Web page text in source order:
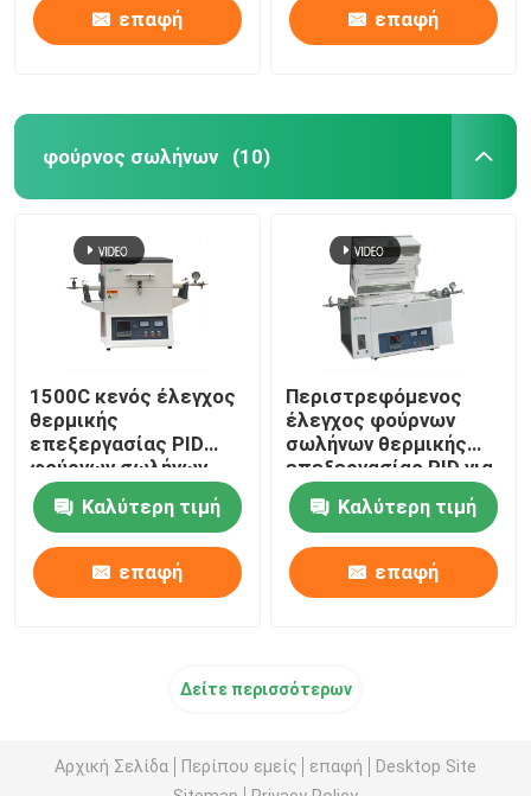
επαφή επαφή
φούρνος σωλήνων (10)
1500C κενός έλεγχος
θερμικής
επεξεργασίας PID
φούρνων σωλήνων
Καλύτερη τιμή
επαφή
Περιστρεφόμενος
έλεγχος φούρνων
σωλήνων θερμικής
επεξεργασίας PID για
εργαστηριακές
Calcination και την
ξήρανση
Καλύτερη τιμή
επαφή
Δείτε περισσότερων
Αρχική Σελίδα Περίπου εμείς επαφή
Desktop Site